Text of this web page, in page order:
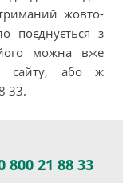
жовто-
поєднується з
його можна вже
сайту, або ж
33.
800 21 88 33